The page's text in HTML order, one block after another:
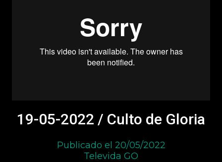
19-05-2022 / Culto de Gloria
Publicado el 20/05/2022
Televida GO